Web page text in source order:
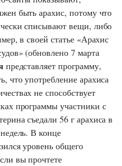
быть арахис, потому что
списывают вещи, либо
в своей статье «Арахис
(обновлено 7 марта
представляет программу,
что употребление арахиса
не способствует
программы участники с
съедали 56 г арахиса в
В конце
уровень общего
вы прочтете